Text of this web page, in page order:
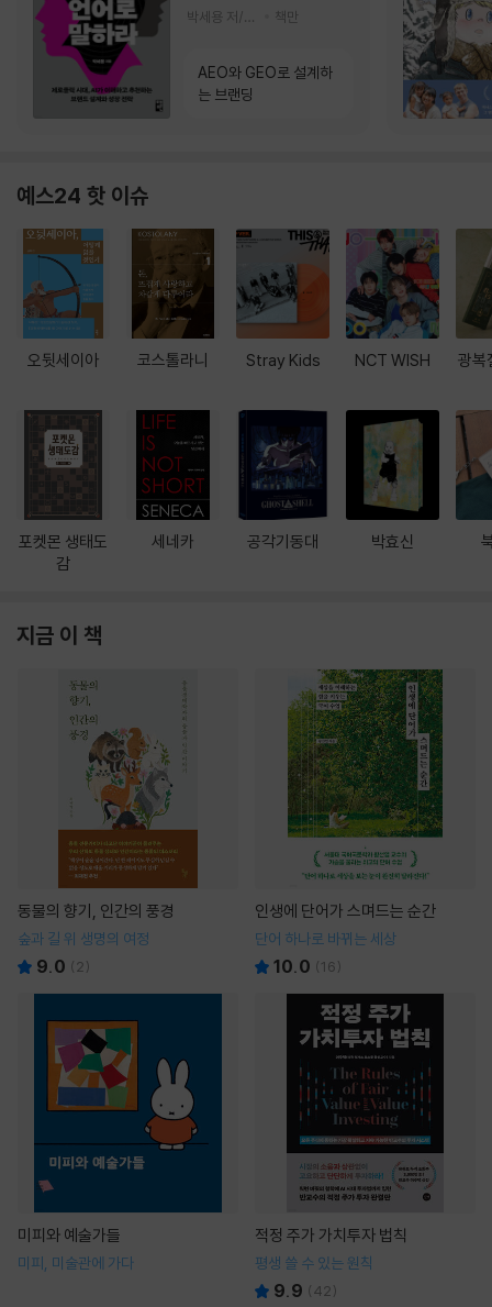
책만
AEO와 GEO로 설계하
는 브랜딩
예스24 핫 이슈
오뒷세이아
포켓몬 생태도
감
코스톨라니
세네카
Stray Kids
공각기동대
NCT WISH
박효신
광복
지금 이 책
동물의 향기, 인간의 풍경
숲과 길 위 생명의 여정
9.0 ( 2)
인생에 단어가 스며드는 순간
단어 하나로 바뀌는 세상
10.0 (16)
미피와 예술가들
미피, 미술관에 가다
적정 주가 가치투자 법칙
평생 쓸 수 있는 원칙
9.9 (42)